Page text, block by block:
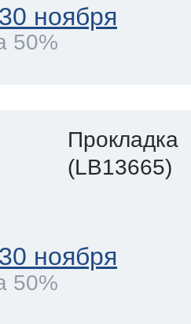
ноября
50%
Прокладка
(LB13665)
ноября
50%